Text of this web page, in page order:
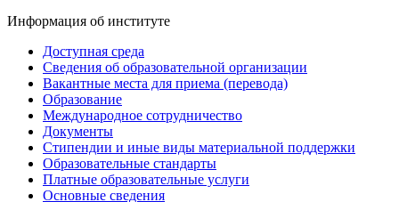
Информация об институте
Доступная среда
Сведения об образовательной организации
Вакантные места для приема (перевода)
Образование
Международное сотрудничество
Документы
Стипендии и иные виды материальной поддержки
Образовательные стандарты
Платные образовательные услуги
Основные сведения